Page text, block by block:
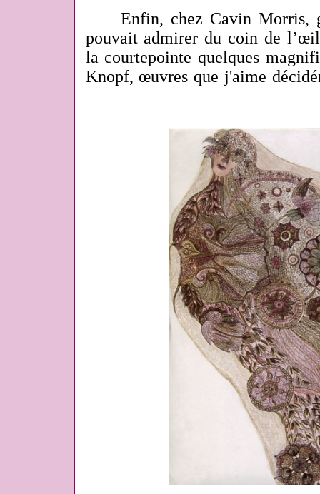
Enfin, chez Cavin Morris,
pouvait admirer du coin de
la courtepointe quelques
Knopf, œuvres que j'aime